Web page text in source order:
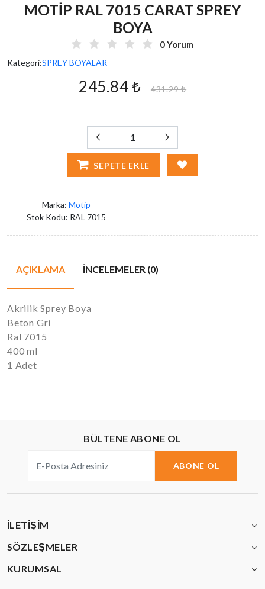
MOTİP RAL 7015 CARAT SPREY
BOYA
0 Yorum
Kategori:SPREY BOYALAR
245.84 ₺ 431.29 ₺
SEPETE EKLE
Marka: Motip
Stok Kodu: RAL 7015
AÇIKLAMA İNCELEMELER (0)
Akrilik Sprey Boya
Beton Gri
Ral 7015
400 ml
1 Adet
BÜLTENE ABONE OL
ABONE OL
İLETIŞIM
SÖZLEŞMELER
KURUMSAL